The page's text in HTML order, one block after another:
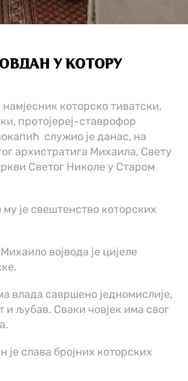
У КОТОРУ
намјесник которско тиватски,
протојереј-ставрофор
служио је данас, на
архистратига Михаила, Свету
Светог Николе у Старом
је свештенство которских
војвода је цијеле
влада савршено једномислије,
и љубав. Сваки човјек има свог
је слава бројних которских